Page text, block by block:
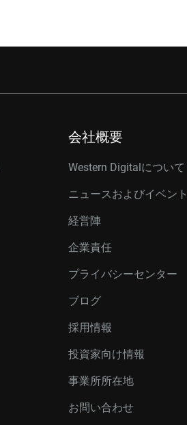
会社概要
Western Digitalについて
ニュースおよびイベント
経営陣
企業責任
プライバシーセンター
ブログ
採用情報
投資家向け情報
事業所所在地
お問い合わせ